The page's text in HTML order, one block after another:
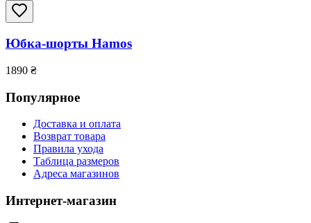
Юбка-шорты Hamos
1890 ₴
Популярное
Доставка и оплата
Возврат товара
Правила ухода
Таблица размеров
Адреса магазинов
Интернет-магазин